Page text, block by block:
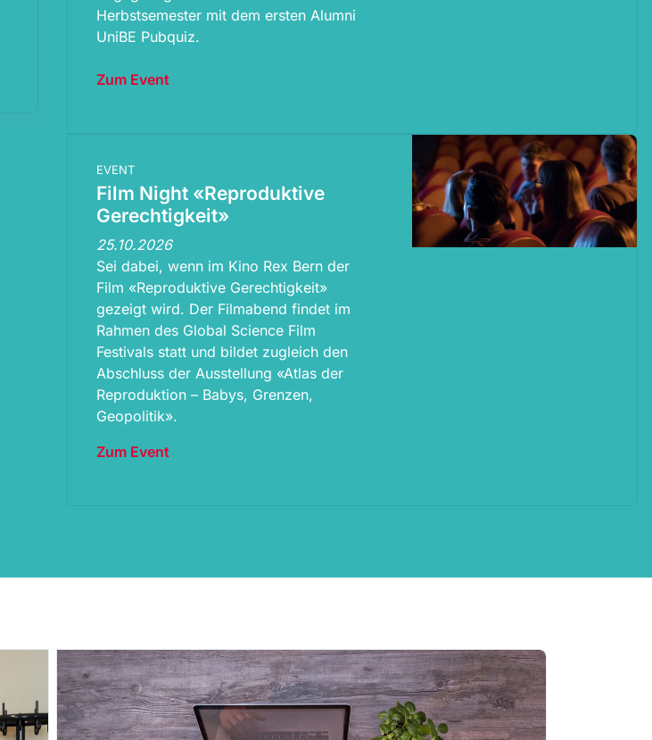
Herbstsemester mit dem ersten Alumni
UniBE Pubquiz.
Zum Event
EVENT
Film Night «Reproduktive
Gerechtigkeit»
25.10.2026
Sei dabei, wenn im Kino Rex Bern der
Film «Reproduktive Gerechtigkeit»
gezeigt wird. Der Filmabend findet im
Rahmen des Global Science Film
Festivals statt und bildet zugleich den
Abschluss der Ausstellung «Atlas der
Reproduktion – Babys, Grenzen,
Geopolitik».
Zum Event